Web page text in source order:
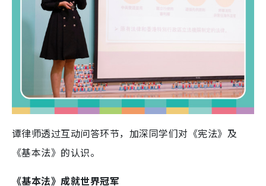
谭律师透过互动问答环节，加深同学们对《宪法》及
《基本法》的认识。
《基本法》成就世界冠军